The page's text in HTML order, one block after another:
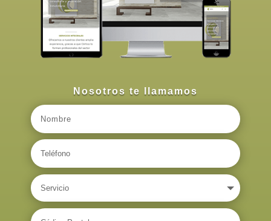
Nosotros te llamamos